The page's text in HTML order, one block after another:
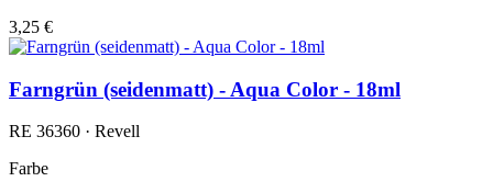
3,25 €
Farngrün (seidenmatt) - Aqua Color - 18ml
RE 36360 · Revell
Farbe